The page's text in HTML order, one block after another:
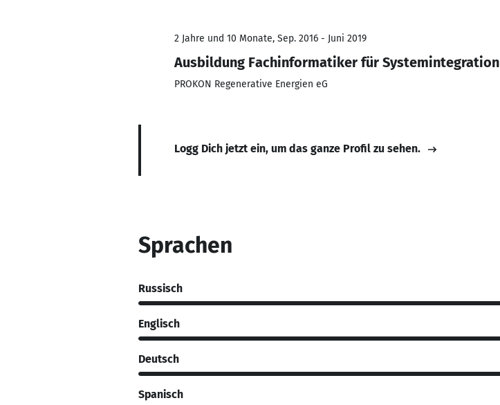
2 Jahre und 10 Monate, Sep. 2016 - Juni 2019
Ausbildung Fachinformatiker für Systemintegration
PROKON Regenerative Energien eG
Logg Dich jetzt ein, um das ganze Profil zu sehen.
Sprachen
Russisch
Englisch
Deutsch
Spanisch